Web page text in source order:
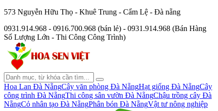
573 Nguyễn Hữu Thọ - Khuê Trung - Cẩm Lệ - Đà nẵng
0931.914.968 - 0916.700.968 (bán lẻ) - 0931.914.968 (Bán Hàng
Số Lượng Lớn - Thi Công Công Trình)
Hoa Lan Đà NẵngCây văn phòng Đà NẵngHạt giống Đà NẵngCây
công trình Đà NẵngThi công sân vườn Đà NẵngChậu trồng cây Đà
NẵngCỏ nhân tạo Đà NẵngPhân bón Đà NẵngVật tư nông nghiệp